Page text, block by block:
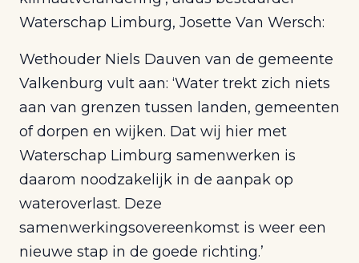
Waterschap Limburg, Josette Van Wersch:
Wethouder Niels Dauven van de gemeente
Valkenburg vult aan: ‘Water trekt zich niets
aan van grenzen tussen landen, gemeenten
of dorpen en wijken. Dat wij hier met
Waterschap Limburg samenwerken is
daarom noodzakelijk in de aanpak op
wateroverlast. Deze
samenwerkingsovereenkomst is weer een
nieuwe stap in de goede richting.’